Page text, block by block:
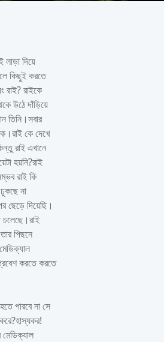
লাড়া দিয়ে
কিছুই করতে
রাই? রাইকে
উঠে দাঁড়িয়ে
তিনি।সবার
কে দেখে
রাই এখানে
হয়নি?রাই
রাই কি
না
ছেড়ে দিয়েছি।
চলেছে।রাই
পিছনে
করতে করতে
পারবে না সে
মেডিক্যাল